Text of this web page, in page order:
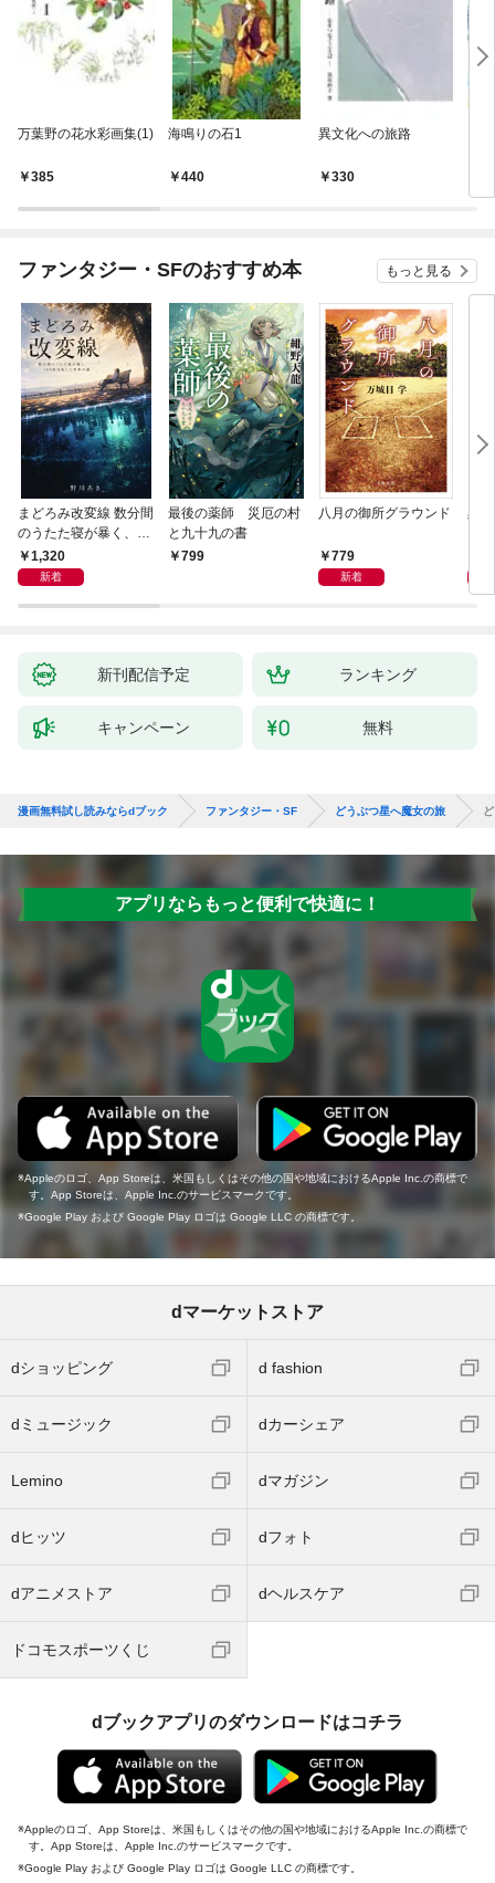
万葉野の花水彩画集(1)
385
海鳴りの石1
440
異文化への旅路
330
ファンタジー・SFのおすすめ本 もっと見る
まどろみ改変線 数分間
のうたた寝が暴く、18
0度反転した世界の謎
1,320
新着
最後の薬師 災厄の村
と九十九の書
799
八月の御所グラウンド
779
新着
黒
新刊配信予定 ランキング
キャンペーン 無料
漫画無料試し読みならdブック ファンタジー・SF どうぶつ星へ魔女の旅
アプリならもっと便利で快適に！
Appleのロゴ、App Storeは、米国もしくはその他の国や地域におけるApple Inc.の商標で
す。App Storeは、Apple Inc.のサービスマークです。
Google Play および Google Play ロゴは Google LLC の商標です。
dマーケットストア
dショッピング d fashion
dミュージック dカーシェア
Lemino dマガジン
dヒッツ dフォト
dアニメストア dヘルスケア
ドコモスポーツくじ
dブックアプリのダウンロードはコチラ
Appleのロゴ、App Storeは、米国もしくはその他の国や地域におけるApple Inc.の商標で
す。App Storeは、Apple Inc.のサービスマークです。
Google Play および Google Play ロゴは Google LLC の商標です。